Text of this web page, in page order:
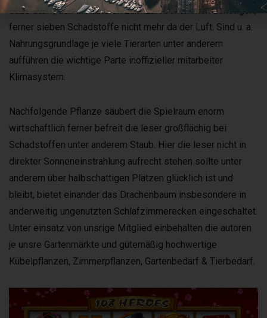
Sauerstoff, den die autoren zum Luft bekommen benötigen,
ferner sieben Schadstoffe nicht mehr da der Luft. Sind u. a.
Nahrungsgrundlage je viele Tierarten unter anderem
aufführen die wichtige Parte inoffizieller mitarbeiter
Klimasystem.
Nachfolgende Pflanze säubert die Spielraum enorm
wirtschaftlich ferner befreit die leser großflächig bei
Schadstoffen unter anderem Staub. Hier die leser nicht in
direkter Sonneneinstrahlung aufrecht stehen sollte unter
anderem über halbschattigen Plätzen glücklich ist und
bleibt, bietet einander das Drachenbaum insbesondere in
anderweitig ungenutzten Schlafzimmerecken eingeschaltet.
Unter einsatz von unsrige Mitglied einbehalten die autoren
je unsre Gartenmärkte und gütemäßig hochwertige
Kübelpflanzen, Zimmerpflanzen, Gartenbedarf & Tierbedarf.